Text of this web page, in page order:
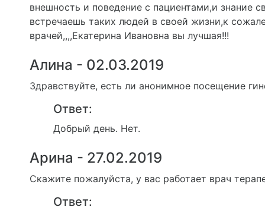
внешность и поведение с пациентами,и знание
встречаешь таких людей в своей жизни,к
врачей,,,,Екатерина Ивановна вы лучшая!!!
Алина - 02.03.2019
Здравствуйте, есть ли анонимное посещение
Ответ:
Добрый день. Нет.
Арина - 27.02.2019
Скажите пожалуйста, у вас работает врач
Ответ: